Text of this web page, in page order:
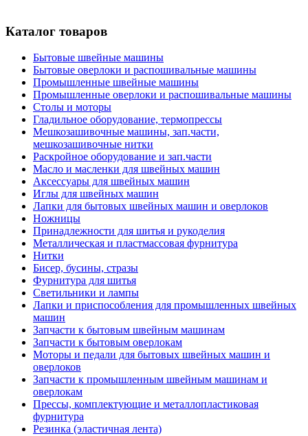
Каталог товаров
Бытовые швейные машины
Бытовые оверлоки и распошивальные машины
Промышленные швейные машины
Промышленные оверлоки и распошивальные машины
Столы и моторы
Гладильное оборудование, термопрессы
Мешкозашивочные машины, зап.части,
мешкозашивочные нитки
Раскройное оборудование и зап.части
Масло и масленки для швейных машин
Аксессуары для швейных машин
Иглы для швейных машин
Лапки для бытовых швейных машин и оверлоков
Ножницы
Принадлежности для шитья и рукоделия
Металлическая и пластмассовая фурнитура
Нитки
Бисер, бусины, стразы
Фурнитура для шитья
Светильники и лампы
Лапки и приспособления для промышленных швейных
машин
Запчасти к бытовым швейным машинам
Запчасти к бытовым оверлокам
Моторы и педали для бытовых швейных машин и
оверлоков
Запчасти к промышленным швейным машинам и
оверлокам
Прессы, комплектующие и металлопластиковая
фурнитура
Резинка (эластичная лента)